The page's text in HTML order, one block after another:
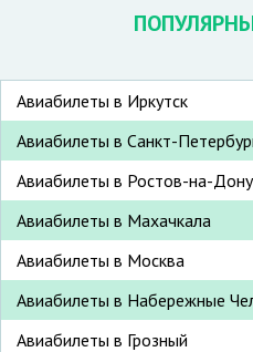
Авиабилеты в Иркутск
Авиабилеты в Санкт-
Авиабилеты в Ростов-на-Дону
Авиабилеты в Махачкала
Авиабилеты в Москва
Авиабилеты в Набережные
Авиабилеты в Грозный